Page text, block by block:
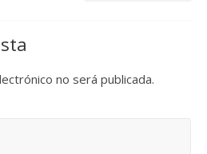
no será publicada.